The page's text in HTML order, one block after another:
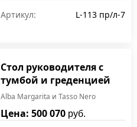
Артикул: L-113 пр/л-7
Стол руководителя с
тумбой и греденцией
Alba Margarita и Tasso Nero
Цена: 500 070 руб.